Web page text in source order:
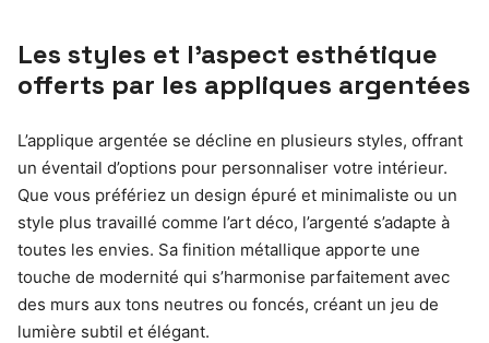
Les styles et l’aspect esthétique
offerts par les appliques argentées
L’applique argentée se décline en plusieurs styles, offrant
un éventail d’options pour personnaliser votre intérieur.
Que vous préfériez un design épuré et minimaliste ou un
style plus travaillé comme l’art déco, l’argenté s’adapte à
toutes les envies. Sa finition métallique apporte une
touche de modernité qui s’harmonise parfaitement avec
des murs aux tons neutres ou foncés, créant un jeu de
lumière subtil et élégant.